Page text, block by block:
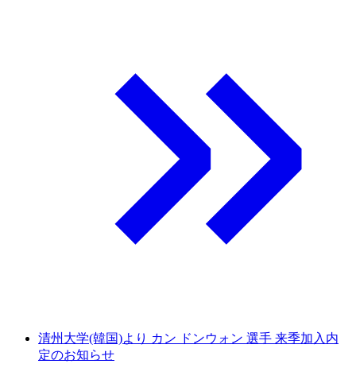
清州大学(韓国)より カン ドンウォン 選手 来季加入内
定のお知らせ